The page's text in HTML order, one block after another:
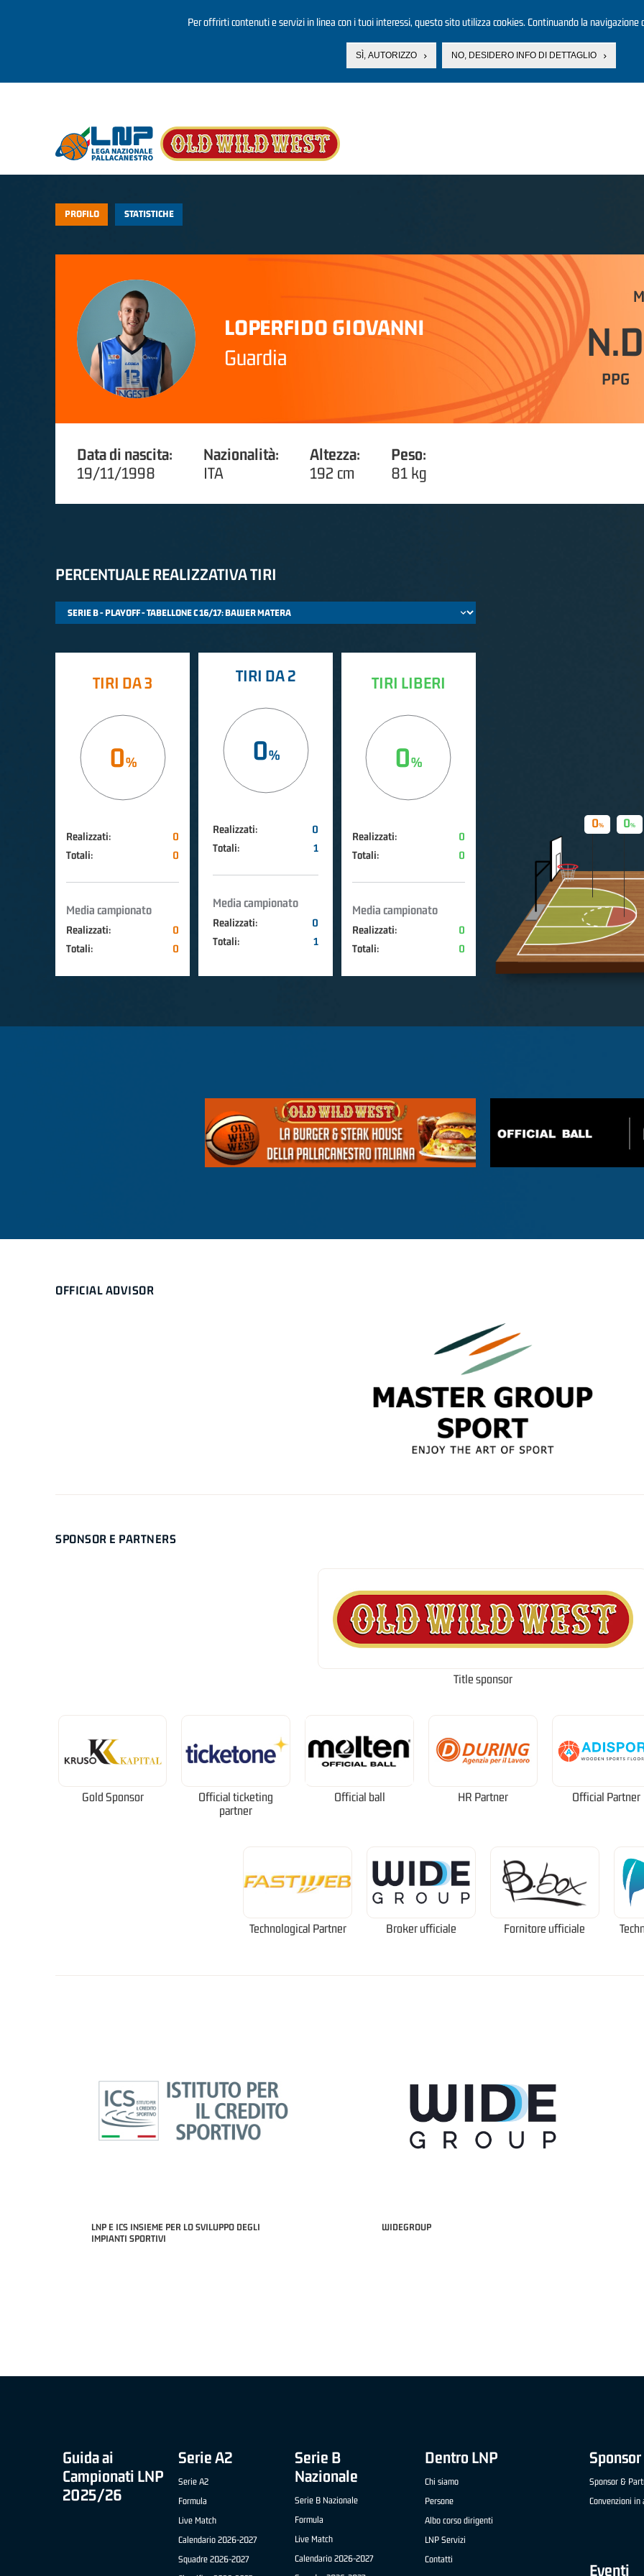
Per offrirti contenuti e servizi in linea con i tuoi interessi, questo sito utilizza cookies. Continuando la navigazione
SÌ, AUTORIZZO NO, DESIDERO INFO DI DETTAGLIO
PROFILO STATISTICHE
LOPERFIDO GIOVANNI
Guardia
N.D
PPG
Data di nascita:
19/11/1998
Nazionalità:
ITA
Altezza:
192 cm
Peso:
81 kg
PERCENTUALE REALIZZATIVA TIRI
TIRI DA 3
0
Realizzati:
0
Totali:
0
Media campionato
Realizzati:
0
Totali:
0
TIRI DA 2
0
Realizzati:
0
Totali:
1
Media campionato
Realizzati:
0
Totali:
1
TIRI LIBERI
0
Realizzati:
0
Totali:
0
Media campionato
Realizzati:
0
Totali:
0
0
0
OFFICIAL ADVISOR
SPONSOR E PARTNERS
Title sponsor
Gold Sponsor
Official ticketing
partner
Official ball HR Partner Official Partner
Technological Partner Broker ufficiale Fornitore ufficiale
LNP E ICS INSIEME PER LO SVILUPPO DEGLI
IMPIANTI SPORTIVI
WIDEGROUP
Guida ai
Campionati LNP
2025/26
Serie A2
Serie A2
Formula
Live Match
Calendario 2026-2027
Squadre 2026-2027
Serie B
Nazionale
Serie B Nazionale
Formula
Live Match
Calendario 2026-2027
Dentro LNP
Chi siamo
Persone
Albo corso dirigenti
LNP Servizi
Contatti
Sponsor &
Convenzioni in
Eventi